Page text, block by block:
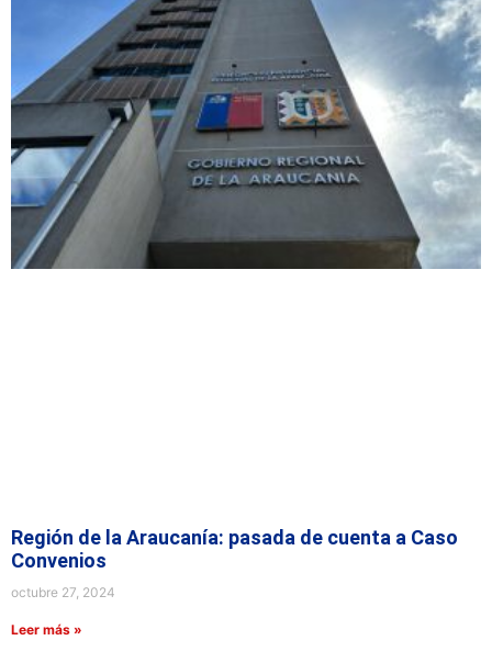
Región de la Araucanía: pasada de cuenta a Caso
Convenios
octubre 27, 2024
Leer más »